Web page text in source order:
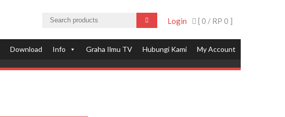
[ 0 / RP 0 ]
Login
Download Info Graha Ilmu TV Hubungi Kami My Account